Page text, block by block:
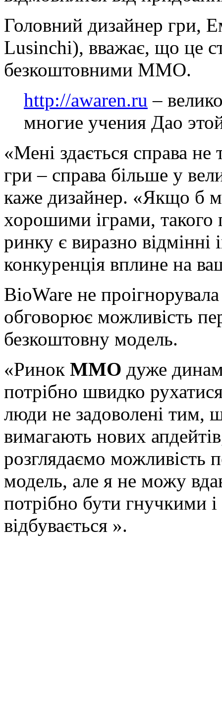
Головний дизайнер гри,
Lusinchi), вважає, що це
безкоштовними ММО.
http://awaren.ru –
многие учения Дао
«Мені здається справа не
гри – справа більше у
каже дизайнер. «Якщо б
хорошими іграми, такого
ринку є виразно відмінні
конкуренція вплине на
BioWare не
обговорює можливість
безкоштовну модель.
«Ринок MMO дуже
потрібно швидко
люди не задоволені тим,
вимагають нових
розглядаємо можливість
модель, але я не можу
потрібно бути гнучкими
відбувається ».